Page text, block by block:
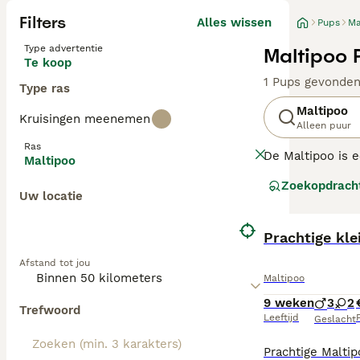
Filters Alles wissen
Type advertentie
Te koop
Type ras
Kruisingen meenemen
Ras
Maltipoo
Uw locatie
Afstand tot jou
Trefwoord
Pups
Maltipoo
1 Pups gevonden
Maltipoo
Alleen puur
De Maltipoo is
hele wereld.
Lees onze
Prachtige
Maltipoo
9 weken
Leeftijd
3 2
Geslacht